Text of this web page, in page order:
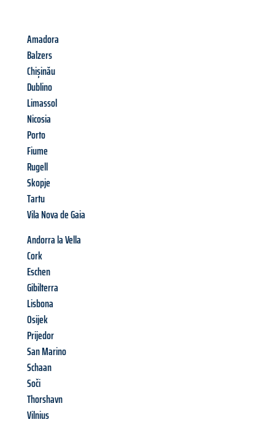
Amadora
Balzers
Chișinău
Dublino
Limassol
Nicosia
Porto
Fiume
Rugell
Skopje
Tartu
Vila Nova de Gaia
Andorra la Vella
Cork
Eschen
Gibilterra
Lisbona
Osijek
Prijedor
San Marino
Schaan
Soči
Thorshavn
Vilnius